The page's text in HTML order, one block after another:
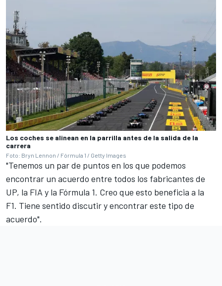
Los coches se alinean en la parrilla antes de la salida de la
carrera
Foto: Bryn Lennon / Fórmula 1 / Getty Images
"Tenemos un par de puntos en los que podemos
encontrar un acuerdo entre todos los fabricantes de
UP, la FIA y la Fórmula 1. Creo que esto beneficia a la
F1. Tiene sentido discutir y encontrar este tipo de
acuerdo".